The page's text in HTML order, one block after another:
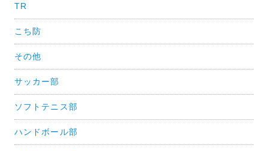
ー
シ
ョ
ン
TR
こち防
その他
サッカー部
ソフトテニス部
ハンドボール部